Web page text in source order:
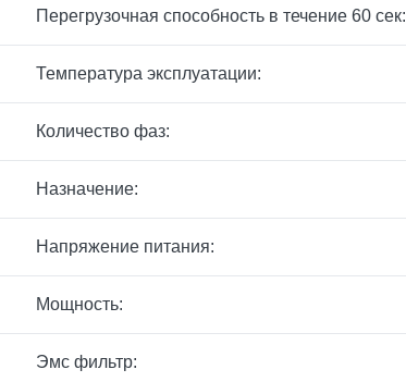
Перегрузочная способность в течение 60 сек:
Температура эксплуатации:
Количество фаз:
Назначение:
Напряжение питания:
Мощность:
Эмс фильтр: